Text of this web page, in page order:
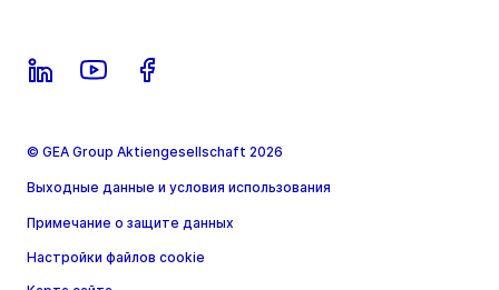
© GEA Group Aktiengesellschaft 2026
Выходные данные и условия использования
Примечание о защите данных
Настройки файлов cookie